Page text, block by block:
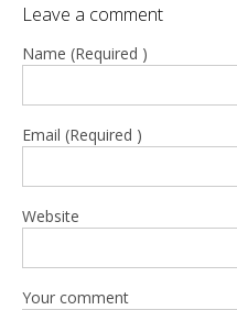
Leave a comment
Name (Required )
Email (Required )
Website
Your comment